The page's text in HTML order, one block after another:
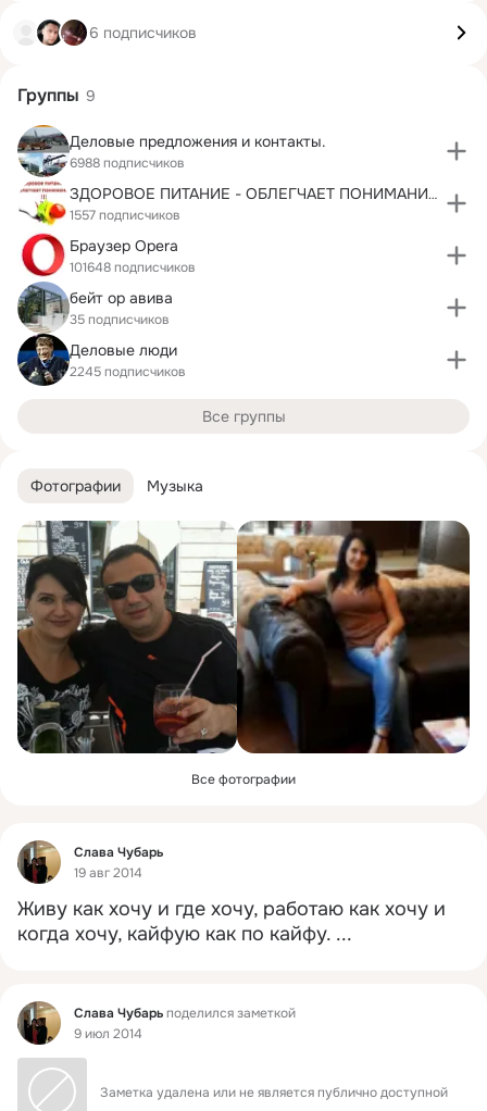
Фотографии Музыка
Все фотографии
Фид
Слава Чубарь
19 авг 2014
Живу как хочу и где хочу, работаю как хочу и
когда хочу, кайфую как по кайфу. ...
Фид Слава Чубарьподелился заметкой
9 июл 2014
Заметка удалена или не является публично доступной
6 подписчиков
Группы 9
Деловые предложения и контакты.
6988 подписчиков
ЗДОРОВОЕ ПИТАНИЕ - ОБЛЕГЧАЕТ ПОНИМАНИЕ !!!
1557 подписчиков
Браузер Opera
101648 подписчиков
бейт ор авива
35 подписчиков
Деловые люди
2245 подписчиков
Все группы